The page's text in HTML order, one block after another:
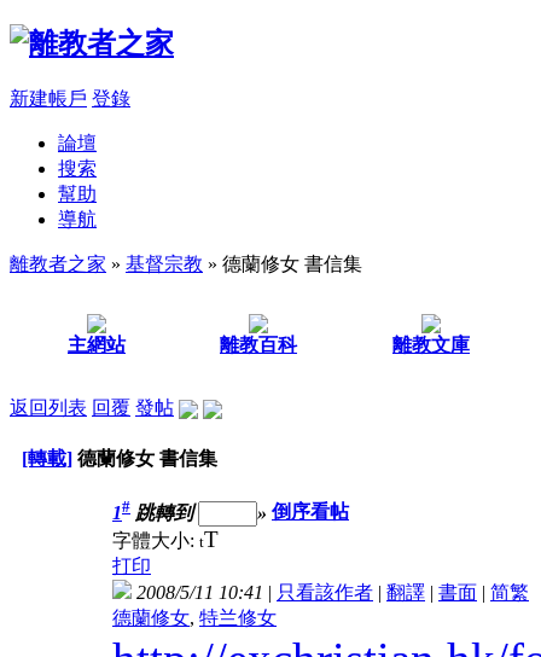
新建帳戶 登錄
論壇
搜索
幫助
導航
離教者之家 » 基督宗教 » 德蘭修女 書信集
主網站 離教百科 離教文庫
返回列表 回覆 發帖
[轉載] 德蘭修女 書信集
1# 跳轉到 » 倒序看帖
字體大小: tT
打印
2008/5/11 10:41 | 只看該作者 | 翻譯 | 書面 | 简繁
德蘭修女, 特兰修女